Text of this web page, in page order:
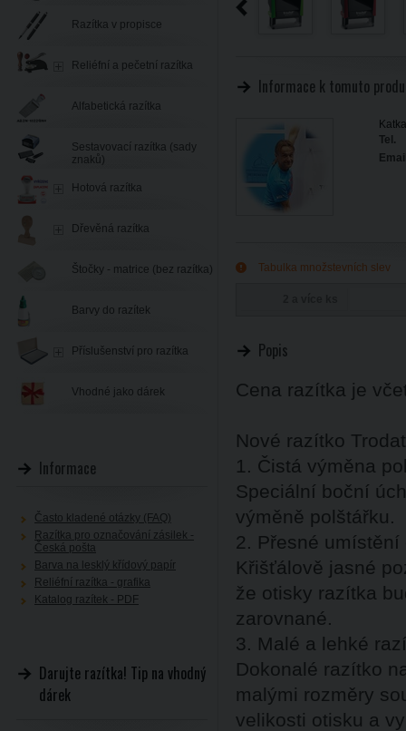
Informace k tomuto
Tel.
Tabulka množstevních slev
Popis
Cena razítka je
Nové razítko
1. Čistá výměna
Speciální boční
výměně polštářku.
2. Přesné
Křišťálově jasné
že otisky razítka
zarovnané.
3. Malé a lehké
Dokonalé razítko
malými rozměry
velikosti otisku a
Razítka v propisce
Reliéfní a pečetní razítka
Alfabetická razítka
Sestavovací razítka (sady
znaků)
Hotová razítka
Dřevěná razítka
Štočky - matrice (bez razítka)
Barvy do razítek
Příslušenství pro razítka
Vhodné jako dárek
Informace
Často kladené otázky (FAQ)
Razítka pro označování zásilek -
Česká pošta
Barva na lesklý křídový papír
Reliéfní razítka - grafika
Katalog razítek - PDF
Darujte razítka! Tip na vhodný
dárek